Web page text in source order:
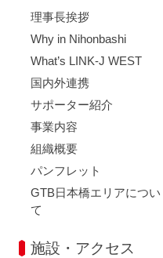
理事長挨拶
Why in Nihonbashi
What’s LINK-J WEST
国内外連携
サポーター紹介
事業内容
組織概要
パンフレット
GTB日本橋エリアについ
て
施設・アクセス